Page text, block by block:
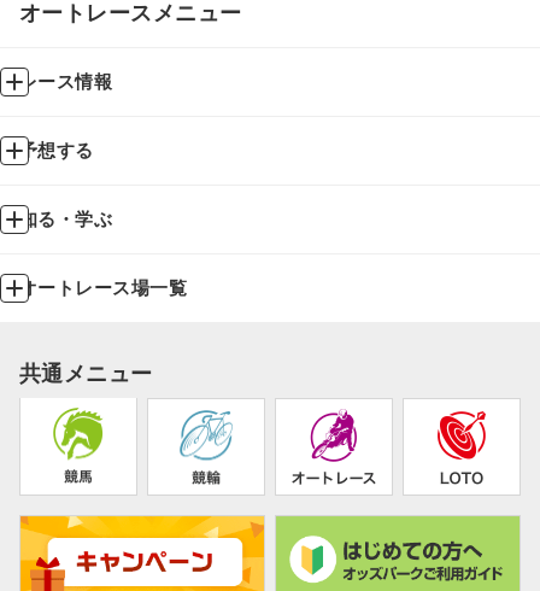
オートレースメニュー
レース情報
予想する
知る・学ぶ
オートレース場一覧
共通メニュー